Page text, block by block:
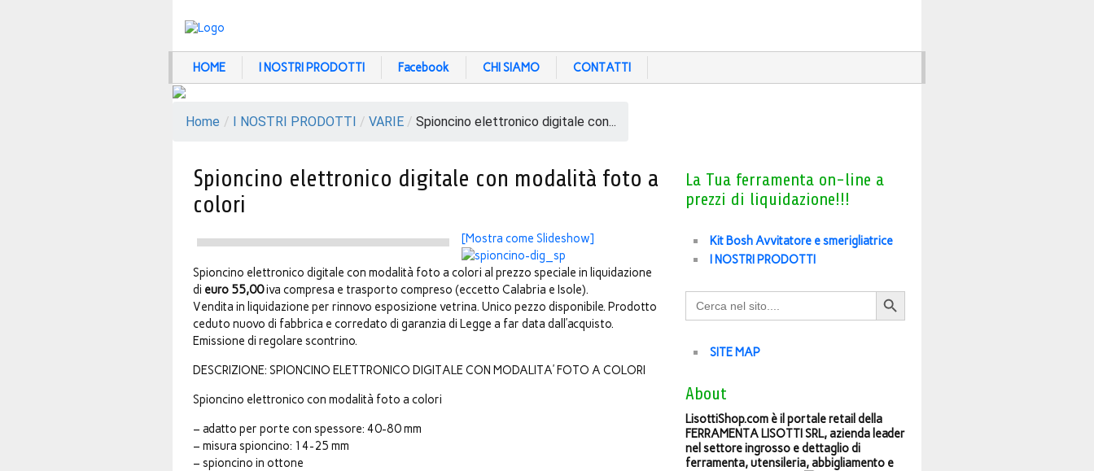
HOME I NOSTRI PRODOTTI Facebook CHI SIAMO CONTATTI
Home / I NOSTRI PRODOTTI / VARIE / Spioncino elettronico digitale con...
Spioncino elettronico digitale con modalità foto a
colori
[Mostra come Slideshow]
Spioncino elettronico digitale con modalità foto a colori al prezzo speciale in liquidazione
di euro 55,00iva compresa e trasporto compreso (eccetto Calabria e Isole).
Vendita in liquidazione per rinnovo esposizione vetrina. Unico pezzo disponibile. Prodotto
ceduto nuovo di fabbrica e corredato di garanzia di Legge a far data dall’acquisto.
Emissione di regolare scontrino.
DESCRIZIONE: SPIONCINO ELETTRONICO DIGITALE CON MODALITA’ FOTO A COLORI
Spioncino elettronico con modalità foto a colori
– adatto per porte con spessore: 40-80 mm
– misura spioncino: 14-25 mm
– spioncino in ottone
La Tua ferramenta on-line a
prezzi di liquidazione!!!
Kit Bosh Avvitatore e smerigliatrice
I NOSTRI PRODOTTI
Search
for:
Search Button
SITE MAP
About
LisottiShop.com è il portale retail della
FERRAMENTA LISOTTI SRL, azienda leader
nel settore ingrosso e dettaglio di
ferramenta, utensileria, abbigliamento e